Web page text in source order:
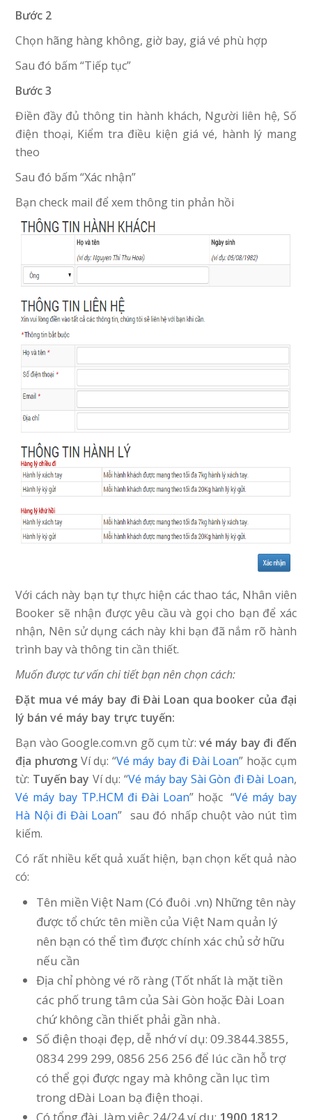
Bước 2
Chọn hãng hàng không, giờ bay, giá vé phù hợp
Sau đó bấm “Tiếp tục”
Bước 3
Điền đầy đủ thông tin hành khách, Người liên hệ, Số
điện thoại, Kiểm tra điều kiện giá vé, hành lý mang
theo
Sau đó bấm “Xác nhận”
Bạn check mail để xem thông tin phản hồi
Với cách này bạn tự thực hiện các thao tác, Nhân viên
Booker sẽ nhận được yêu cầu và gọi cho bạn để xác
nhận, Nên sử dụng cách này khi bạn đã nắm rõ hành
trình bay và thông tin cần thiết.
Muốn được tư vấn chi tiết bạn nên chọn cách:
Đặt mua vé máy bay đi Đài Loan qua booker của đại
lý bán vé máy bay trực tuyến:
Bạn vào Google.com.vn gõ cụm từ: vé máy bay đi đến
địa phươngVí dụ: “Vé máy bay đi Đài Loan” hoặc cụm
từ: Tuyến bay Ví dụ: “Vé máy bay Sài Gòn đi Đài Loan,
Vé máy bay TP.HCM đi Đài Loan” hoặc “Vé máy bay
Hà Nội đi Đài Loan” sau đó nhấp chuột vào nút tìm
kiếm.
Có rất nhiều kết quả xuất hiện, bạn chọn kết quả nào
có:
Tên miền Việt Nam (Có đuôi .vn) Những tên này
được tổ chức tên miền của Việt Nam quản lý
nên bạn có thể tìm được chính xác chủ sở hữu
nếu cần
Địa chỉ phòng vé rõ ràng (Tốt nhất là mặt tiền
các phố trung tâm của Sài Gòn hoặc Đài Loan
chứ không cần thiết phải gần nhà.
Số điện thoại đẹp, dễ nhớ ví dụ: 09.3844.3855,
0834 299 299, 0856 256 256 để lúc cần hỗ trợ
có thể gọi được ngay mà không cần lục tìm
trong dĐài Loan bạ điện thoại.
Có tổng đài làm việc 24/24 ví dụ: 1900 1812.